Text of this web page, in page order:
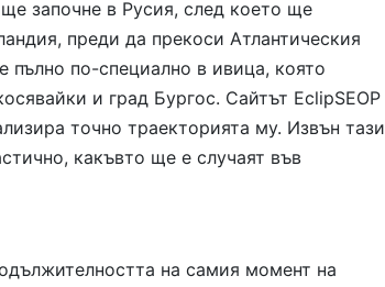
започне в Русия, след което ще
преди да прекоси Атлантическия
пълно по-специално в ивица, която
и град Бургос. Сайтът EclipSEOP
точно траекторията му. Извън тази
какъвто ще е случаят във
на самия момент на